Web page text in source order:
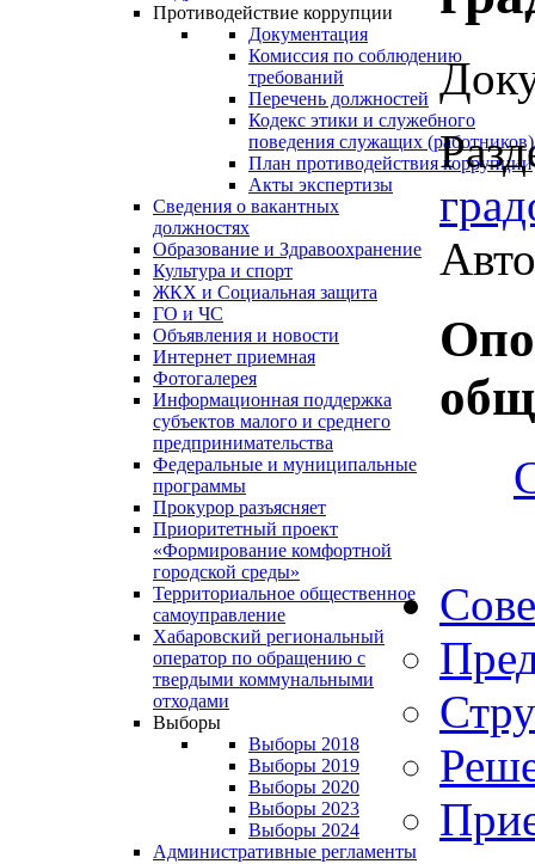
Противодействие коррупции
Документация
Комиссия по соблюдению
требований
Перечень должностей
Кодекс этики и служебного
поведения служащих (работников)
План противодействия коррупции
Акты экспертизы
Сведения о вакантных
должностях
Образование и Здравоохранение
Культура и спорт
ЖКХ и Социальная защита
ГО и ЧС
Объявления и новости
Интернет приемная
Фотогалерея
Информационная поддержка
субъектов малого и среднего
предпринимательства
Федеральные и муниципальные
программы
Прокурор разъясняет
Приоритетный проект
«Формирование комфортной
городской среды»
Территориальное общественное
самоуправление
Хабаровский региональный
оператор по обращению с
твердыми коммунальными
отходами
Выборы
Выборы 2018
Выборы 2019
Выборы 2020
Выборы 2023
Выборы 2024
Административные регламенты